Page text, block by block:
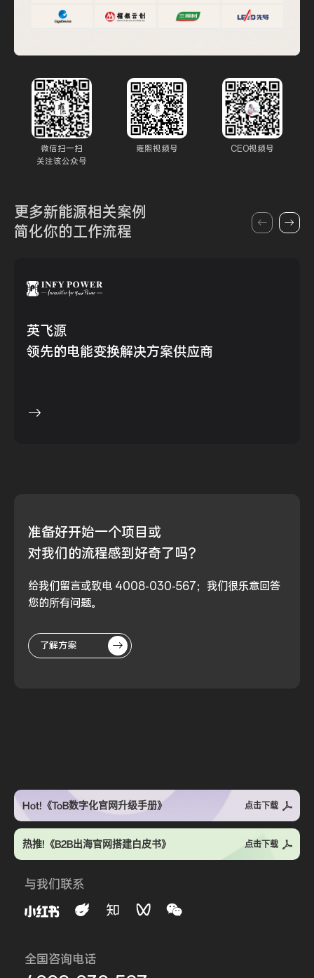
微信扫一扫
关注该公众号
雍熙视频号 CEO视频号
更多新能源相关案例
简化你的工作流程
英飞源
领先的电能变换解决方案供应商
准备好开始一个项目或
对我们的流程感到好奇了吗？
给我们留言或致电 4008-030-567；我们很乐意回答
您的所有问题。
了解方案
Hot!《ToB数字化官网升级手册》 点击下载
热推!《B2B出海官网搭建白皮书》 点击下载
与我们联系
全国咨询电话